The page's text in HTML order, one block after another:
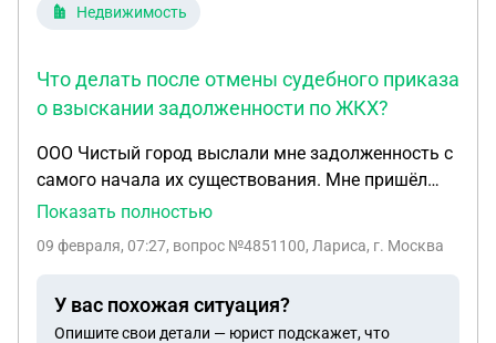
Недвижимость
Что делать после отмены судебного приказа
о взыскании задолженности по ЖКХ?
ООО Чистый город выслали мне задолженность с
самого начала их существования. Мне пришёл
судебный приказ о взыскании задолженности. Я
должны быть дальнейшие мои действия? И
давности. Как можно решить эту проблему?
Показать полностью
09 февраля, 07:27, вопрос №4851100, Лариса, г. Москва
У вас похожая ситуация?
Опишите свои детали — юрист подскажет, что